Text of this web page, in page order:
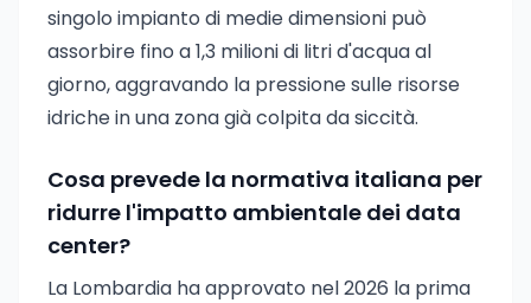
singolo impianto di medie dimensioni può
assorbire fino a 1,3 milioni di litri d'acqua al
giorno, aggravando la pressione sulle risorse
idriche in una zona già colpita da siccità.
Cosa prevede la normativa italiana per
ridurre l'impatto ambientale dei data
center?
La Lombardia ha approvato nel 2026 la prima